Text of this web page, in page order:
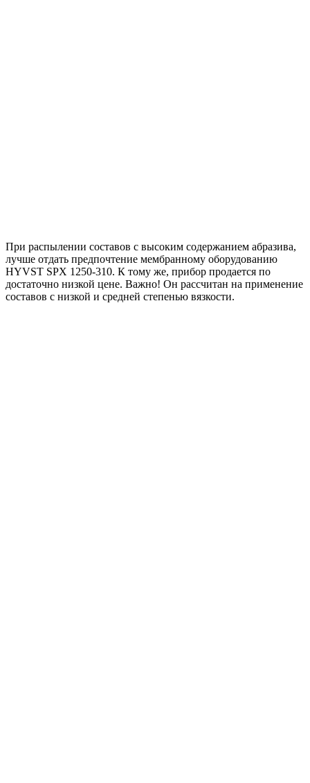
При распылении составов с высоким содержанием абразива,
лучше отдать предпочтение мембранному оборудованию
HYVST SPX 1250-310. К тому же, прибор продается по
достаточно низкой цене. Важно! Он рассчитан на применение
составов с низкой и средней степенью вязкости.